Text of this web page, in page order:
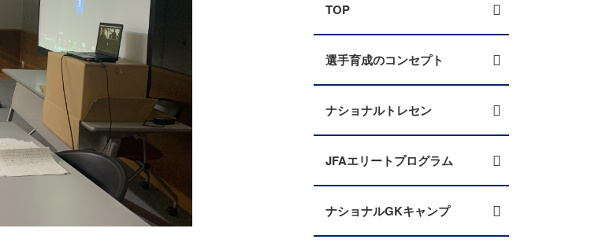
TOP
選手育成のコンセプト
ナショナルトレセン
JFAエリートプログラム
ナショナルGKキャンプ